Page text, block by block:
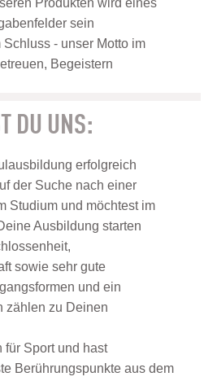
sein
- unser Motto im
Begeistern
DU UNS:
erfolgreich
der Suche nach einer
Studium und möchtest im
Ausbildung starten
sowie sehr gute
und ein
zählen zu Deinen
für Sport und hast
Berührungspunkte aus dem